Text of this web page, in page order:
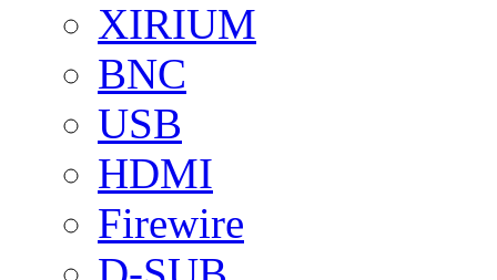
XIRIUM
BNC
USB
HDMI
Firewire